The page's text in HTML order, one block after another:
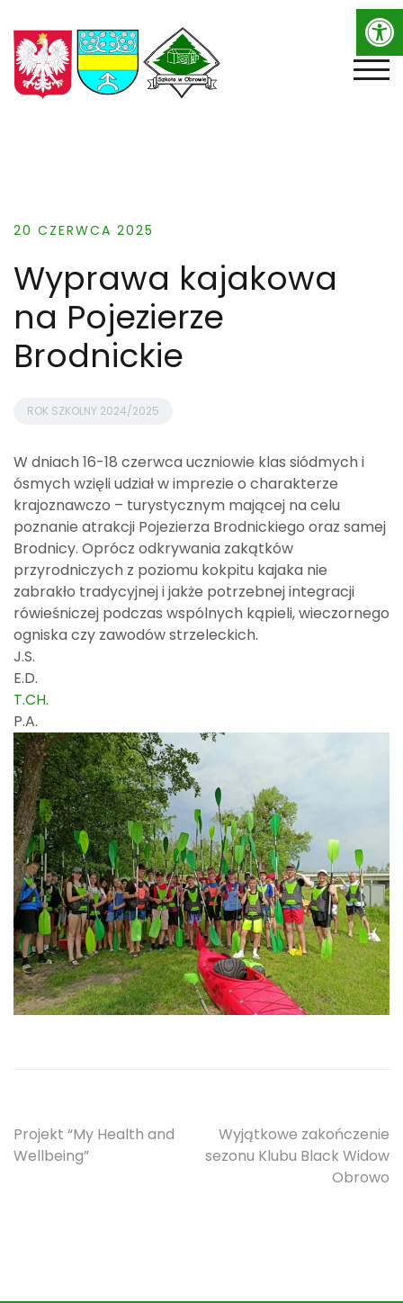
to
content
20 CZERWCA 2025
Wyprawa kajakowa
na Pojezierze
Brodnickie
ROK SZKOLNY 2024/2025
W dniach 16-18 czerwca uczniowie klas siódmych i
ósmych wzięli udział w imprezie o charakterze
krajoznawczo – turystycznym mającej na celu
poznanie atrakcji Pojezierza Brodnickiego oraz samej
Brodnicy. Oprócz odkrywania zakątków
przyrodniczych z poziomu kokpitu kajaka nie
zabrakło tradycyjnej i jakże potrzebnej integracji
rówieśniczej podczas wspólnych kąpieli, wieczornego
ogniska czy zawodów strzeleckich.
J.S.
E.D.
T.CH.
P.A.
Nawigacja
wpisu
Projekt “My Health and
Wellbeing”
Wyjątkowe zakończenie
sezonu Klubu Black Widow
Obrowo